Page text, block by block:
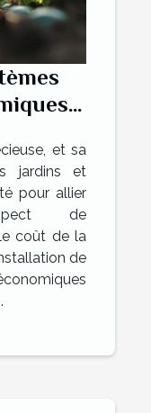
et
et sa
jardins et
pour allier
de
coût de la
de